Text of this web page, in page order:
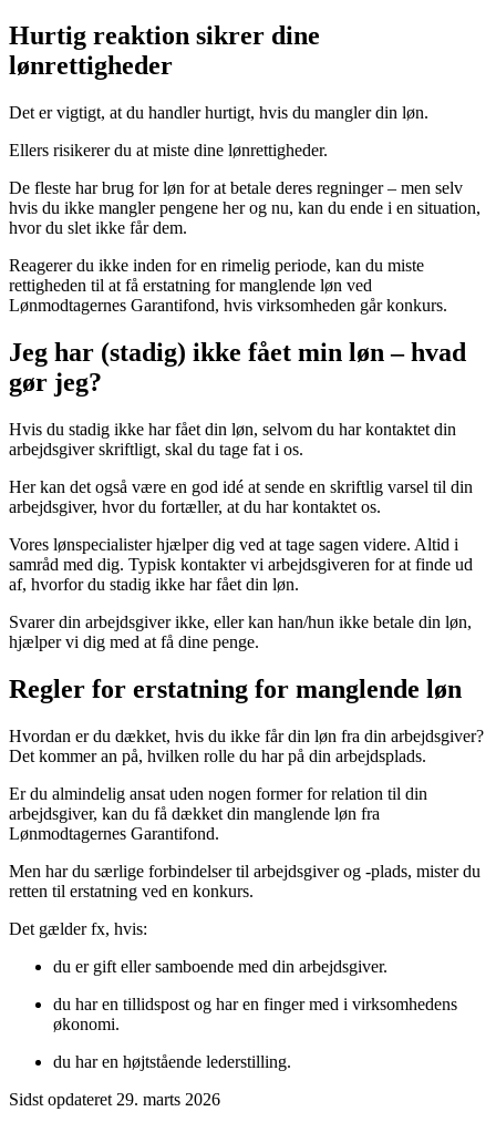
Hurtig reaktion sikrer dine
lønrettigheder
Det er vigtigt, at du handler hurtigt, hvis du mangler din løn.
Ellers risikerer du at miste dine lønrettigheder.
De fleste har brug for løn for at betale deres regninger – men selv
hvis du ikke mangler pengene her og nu, kan du ende i en situation,
hvor du slet ikke får dem.
Reagerer du ikke inden for en rimelig periode, kan du miste
rettigheden til at få erstatning for manglende løn ved
Lønmodtagernes Garantifond, hvis virksomheden går konkurs.
Jeg har (stadig) ikke fået min løn – hvad
gør jeg?
Hvis du stadig ikke har fået din løn, selvom du har kontaktet din
arbejdsgiver skriftligt, skal du tage fat i os.
Her kan det også være en god idé at sende en skriftlig varsel til din
arbejdsgiver, hvor du fortæller, at du har kontaktet os.
Vores lønspecialister hjælper dig ved at tage sagen videre. Altid i
samråd med dig. Typisk kontakter vi arbejdsgiveren for at finde ud
af, hvorfor du stadig ikke har fået din løn.
Svarer din arbejdsgiver ikke, eller kan han/hun ikke betale din løn,
hjælper vi dig med at få dine penge.
Regler for erstatning for manglende løn
Hvordan er du dækket, hvis du ikke får din løn fra din arbejdsgiver?
Det kommer an på, hvilken rolle du har på din arbejdsplads.
Er du almindelig ansat uden nogen former for relation til din
arbejdsgiver, kan du få dækket din manglende løn fra
Lønmodtagernes Garantifond.
Men har du særlige forbindelser til arbejdsgiver og -plads, mister du
retten til erstatning ved en konkurs.
Det gælder fx, hvis:
du er gift eller samboende med din arbejdsgiver.
du har en tillidspost og har en finger med i virksomhedens
økonomi.
du har en højtstående lederstilling.
Sidst opdateret 29. marts 2026